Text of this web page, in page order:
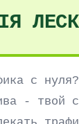
с
- твой